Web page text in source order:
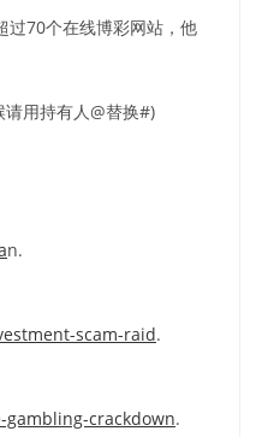
过70个在线博彩网站，他
用持有人@替换#)
n.
scam-raid.
crackdown.